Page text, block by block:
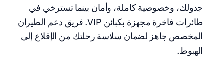
جدولك، وخصوصية كاملة، وأمان بينما تسترخي في
طائرات فاخرة مجهزة بكبائن VIP. فريق دعم الطيران
المخصص جاهز لضمان سلاسة رحلتك من الإقلاع إلى
الهبوط.